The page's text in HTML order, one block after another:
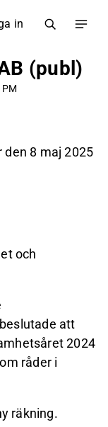
in
(publ)
den 8 maj 2025
och
att
2024
råder i
räkning.